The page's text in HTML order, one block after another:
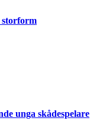
storform
unga skådespelare